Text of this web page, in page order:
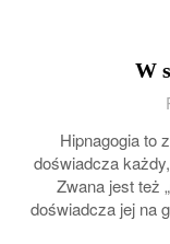
W
Hipnagogia to
doświadcza
Zwana jest też
doświadcza jej na